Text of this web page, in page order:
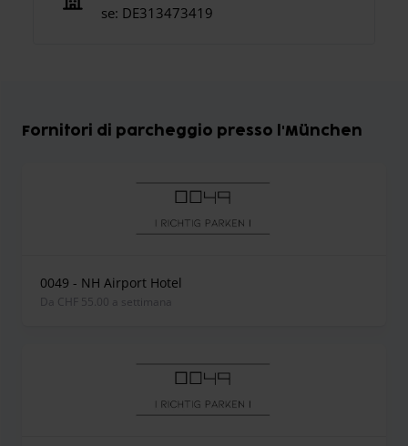
se: DE313473419
Fornitori di parcheggio presso l'München
0049 - NH Airport Hotel
Da CHF 55.00 a settimana